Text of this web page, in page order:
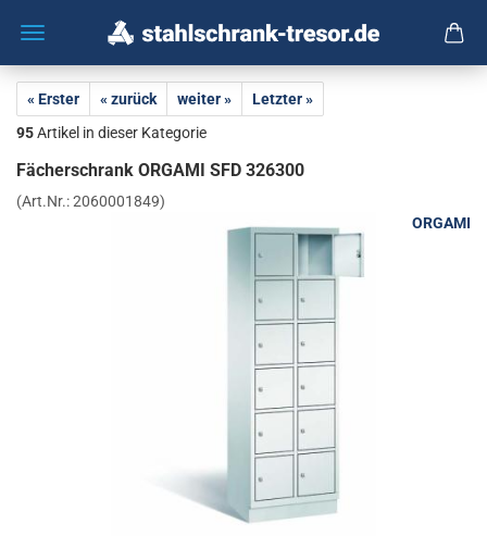
« Erster « zurück weiter »
Letzter »
95Artikel in dieser Kategorie
Fä­cher­schrank OR­GA­MI SFD 326300
(Art.Nr.:2060001849)
ORGAMI